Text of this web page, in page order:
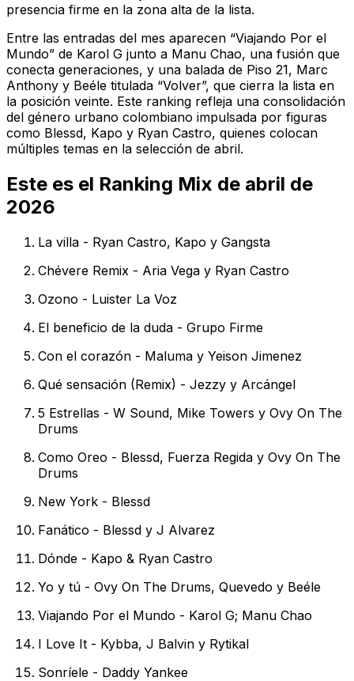
presencia firme en la zona alta de la lista.
Entre las entradas del mes aparecen “Viajando Por el
Mundo” de Karol G junto a Manu Chao, una fusión que
conecta generaciones, y una balada de Piso 21, Marc
Anthony y Beéle titulada “Volver”, que cierra la lista en
la posición veinte. Este ranking refleja una consolidación
del género urbano colombiano impulsada por figuras
como Blessd, Kapo y Ryan Castro, quienes colocan
múltiples temas en la selección de abril.
Este es el Ranking Mix de abril de
2026
La villa - Ryan Castro, Kapo y Gangsta
Chévere Remix - Aria Vega y Ryan Castro
Ozono - Luister La Voz
El beneficio de la duda - Grupo Firme
Con el corazón - Maluma y Yeison Jimenez
Qué sensación (Remix) - Jezzy y Arcángel
5 Estrellas - W Sound, Mike Towers y Ovy On The
Drums
Como Oreo - Blessd, Fuerza Regida y Ovy On The
Drums
New York - Blessd
Fanático - Blessd y J Alvarez
Dónde - Kapo & Ryan Castro
Yo y tú - Ovy On The Drums, Quevedo y Beéle
Viajando Por el Mundo - Karol G; Manu Chao
I Love It - Kybba, J Balvin y Rytikal
Sonríele - Daddy Yankee